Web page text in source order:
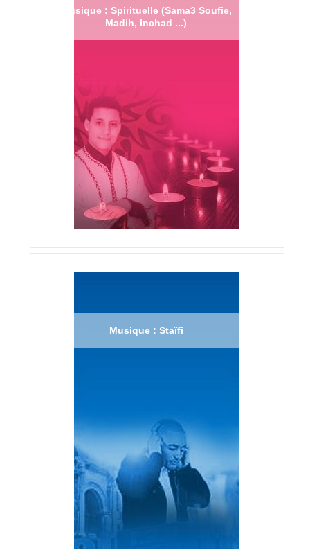
Musique : Spirituelle (Sama3 Soufie,
Madih, Inchad ...)
Musique : Staïfi